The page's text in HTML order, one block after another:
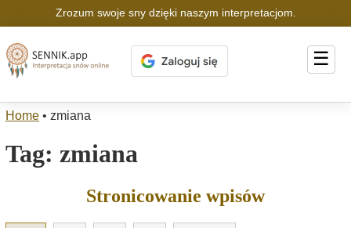
Zrozum swoje sny dzięki naszym interpretacjom.
☰
Home • zmiana
Tag: zmiana
Stronicowanie wpisów